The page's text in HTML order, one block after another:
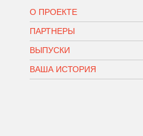
О ПРОЕКТЕ
ПАРТНЕРЫ
ВЫПУСКИ
ВАША ИСТОРИЯ